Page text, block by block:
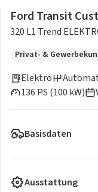
Ford Transit
320 L1 Trend
Privat- &
Elektro
136 PS (100 kW)
Basisdaten
Ausstattung